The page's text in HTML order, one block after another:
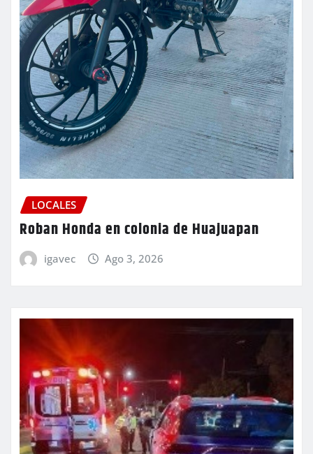
LOCALES
Roban Honda en colonia de Huajuapan
igavec Ago 3, 2026